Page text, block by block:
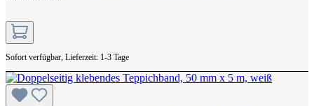
Sofort verfügbar, Lieferzeit: 1-3 Tage